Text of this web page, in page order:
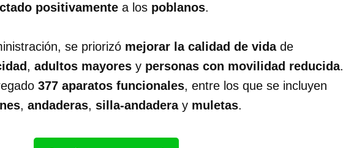
positivamente a los poblanos.
se priorizó mejorar la calidad de vidade
, adultos mayores y personas con movilidad reducida.
377 aparatos funcionales, entre los que se incluyen
, andaderas, silla-andaderay muletas.